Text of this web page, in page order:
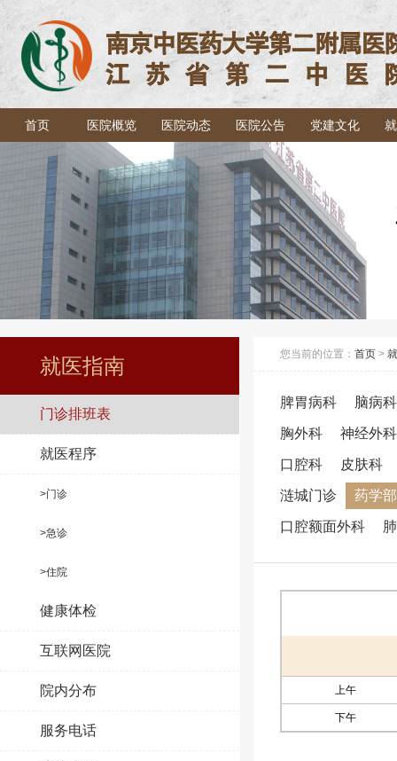
首页 医院概览 医院动态 医院公告 党建文化
就医指南
门诊排班表
就医程序
>门诊
>急诊
>住院
健康体检
互联网医院
院内分布
服务电话
您当前的位置： 首页 >
脾胃病科 脑病科
胸外科 神经外科
口腔科 皮肤科
涟城门诊 药学部
口腔额面外科
上午
下午